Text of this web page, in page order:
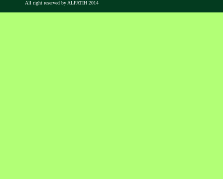
All right reserved by ALFATIH 2014